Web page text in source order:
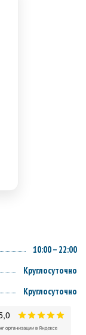
10:00 – 22:00
Круглосуточно
Круглосуточно